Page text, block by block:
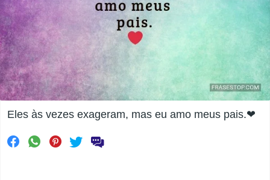
Eles às vezes exageram, mas eu amo meus pais.❤